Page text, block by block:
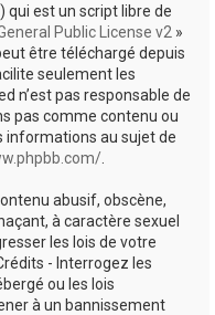
qui est un script libre de
Public License v2 »
être téléchargé depuis
seulement les
n’est pas responsable de
pas comme contenu ou
informations au sujet de
abusif, obscène,
à caractère sexuel
les lois de votre
- Interrogez les
ou les lois
à un bannissement